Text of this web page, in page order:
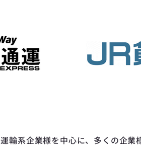
運輸系企業様を中心に、多くの企業